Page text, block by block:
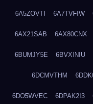
6A5ZOVTI 6A7TVFIW
6AX21SAB 6AX80CNX
6BUMJY5E 6BVXINIU
6DCMVTHM
6DO5WVEC 6DPAK2I3